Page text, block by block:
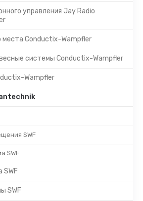
управления Jay Radio
места Conductix-Wampfler
системы Conductix-Wampfler
Wampfler
SWF
SWF
SWF
SWF